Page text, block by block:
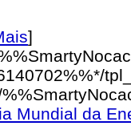
]
Mundial da